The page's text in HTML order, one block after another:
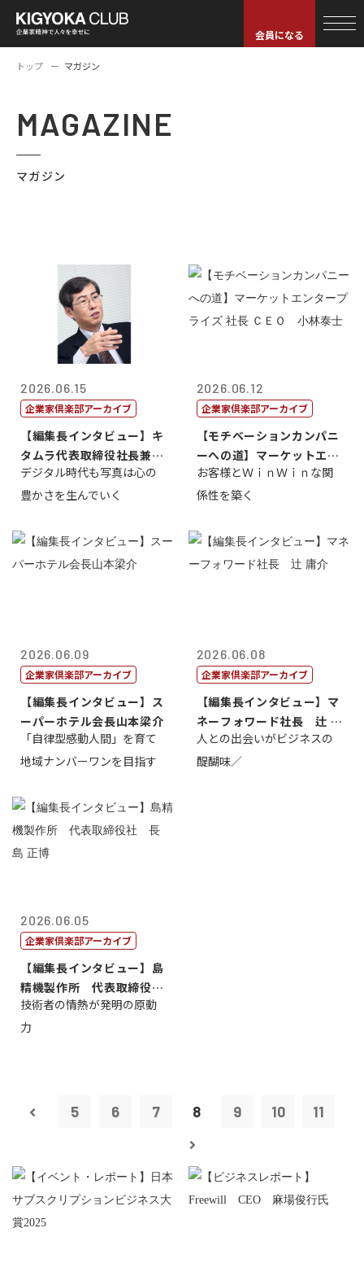
会員になる
トップ マガジン
MAGAZINE
マガジン
2026.06.15
企業家倶楽部アーカイブ
【編集長インタビュー】キ
タムラ代表取締役社長兼Ｃ
ＯＯ 武川 ...
デジタル時代も写真は心の
豊かさを生んでいく
2026.06.12
企業家倶楽部アーカイブ
【モチベーションカンパニ
ーへの道】マーケットエン
タープライズ...
お客様とＷｉｎＷｉｎな関
係性を築く
2026.06.09
企業家倶楽部アーカイブ
【編集長インタビュー】ス
ーパーホテル会長山本梁介
「自律型感動人間」を育て
地域ナンバーワンを目指す
2026.06.08
企業家倶楽部アーカイブ
【編集長インタビュー】マ
ネーフォワード社長 辻 庸
介
人との出会いがビジネスの
醍醐味／
2026.06.05
企業家倶楽部アーカイブ
【編集長インタビュー】島
精機製作所 代表取締役
社 長 島 正...
技術者の情熱が発明の原動
力
5 6 7 8 9 10 11